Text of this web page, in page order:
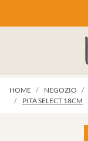
HOME NEGOZIO
PITA SELECT 18CM